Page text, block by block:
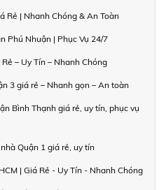
Rẻ | Nhanh Chóng & An Toàn
Phú Nhuận | Phục Vụ 24/7
– Uy Tín – Nhanh Chóng
3 giá rẻ – Nhanh gọn – An toàn
Bình Thạnh giá rẻ, uy tín, phục vụ
Quận 1 giá rẻ, uy tín
| Giá Rẻ - Uy Tín - Nhanh Chóng